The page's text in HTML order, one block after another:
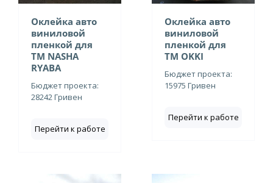
Оклейка авто
виниловой
пленкой для
ТМ NASHA
RYABA
Бюджет проекта:
28242 Гривен
Перейти к работе
Оклейка авто
виниловой
пленкой для
ТМ OKKI
Бюджет проекта:
15975 Гривен
Перейти к работе